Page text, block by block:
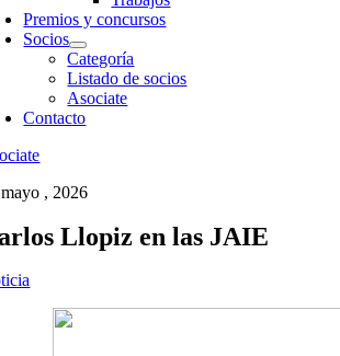
Premios y concursos
Socios
Categoría
Listado de socios
Asociate
Contacto
, 2026
Llopiz en las JAIE